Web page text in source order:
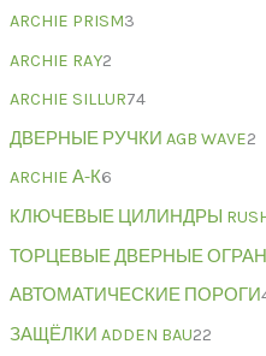
ARCHIE PRISM3
ARCHIE RAY2
ARCHIE SILLUR74
ДВЕРНЫЕ РУЧКИ AGB WAVE2
ARCHIE А-К6
КЛЮЧЕВЫЕ ЦИЛИНДРЫ
ТОРЦЕВЫЕ ДВЕРНЫЕ
АВТОМАТИЧЕСКИЕ ПОРОГИ
ЗАЩЁЛКИ ADDEN BAU22